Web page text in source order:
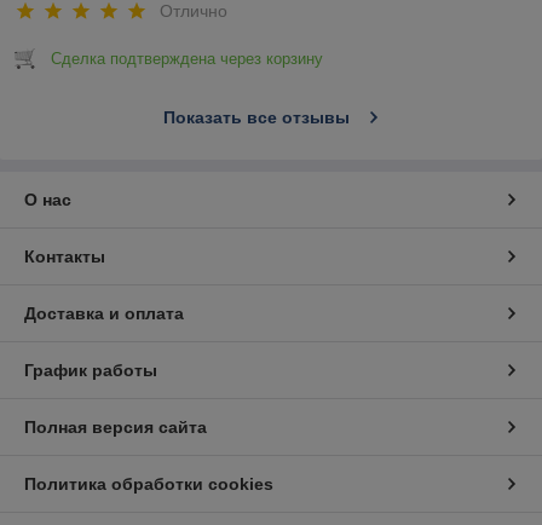
Отлично
Сделка подтверждена через корзину
Показать все отзывы
О нас
Контакты
Доставка и оплата
График работы
Полная версия сайта
Политика обработки cookies